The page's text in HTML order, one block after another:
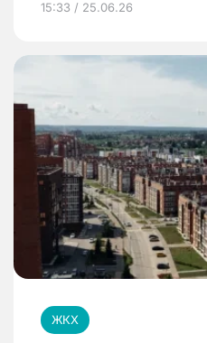
15:33 / 25.06.26
ЖКХ